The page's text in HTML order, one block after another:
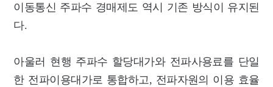
이동통신 주파수 경매제도 역시 기존 방식이 유지된
다.
아울러 현행 주파수 할당대가와 전파사용료를 단일
한 전파이용대가로 통합하고, 전파자원의 이용 효율